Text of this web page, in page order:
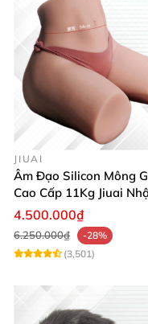
JIUAI
Âm Đạo Silicon Mông
Cao Cấp 11Kg Jiuai
Bản Thật Như
4.500.000₫
6.250.000₫
-28%
(3,501)